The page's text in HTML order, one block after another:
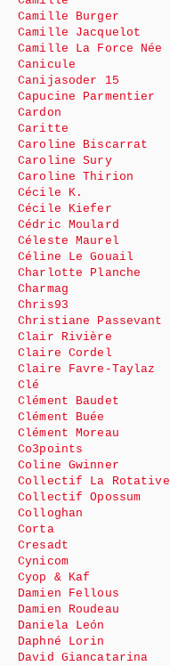
Camille Burger
Camille Jacquelot
Camille La Force Née
Canicule
Canijasoder 15
Capucine Parmentier
Cardon
Caritte
Caroline Biscarrat
Caroline Sury
Caroline Thirion
Cécile K.
Cécile Kiefer
Cédric Moulard
Céleste Maurel
Céline Le Gouail
Charlotte Planche
Charmag
Chris93
Christiane Passevant
Clair Rivière
Claire Cordel
Claire Favre-Taylaz
Clé
Clément Baudet
Clément Buée
Clément Moreau
Co3points
Coline Gwinner
Collectif La Rotative
Collectif Opossum
Colloghan
Corta
Cresadt
Cynicom
Cyop & Kaf
Damien Fellous
Damien Roudeau
Daniela León
Daphné Lorin
David Giancatarina